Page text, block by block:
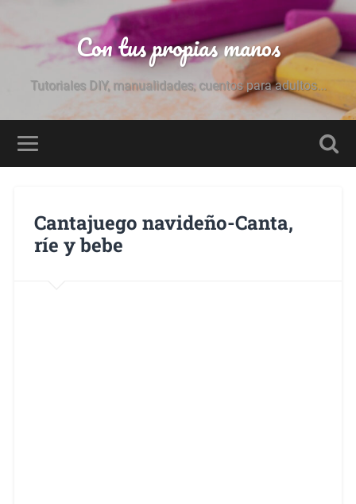
Con tus propias manos
Tutoriales DIY, manualidades, cuentos para adultos...
Cantajuego navideño-Canta,
ríe y bebe